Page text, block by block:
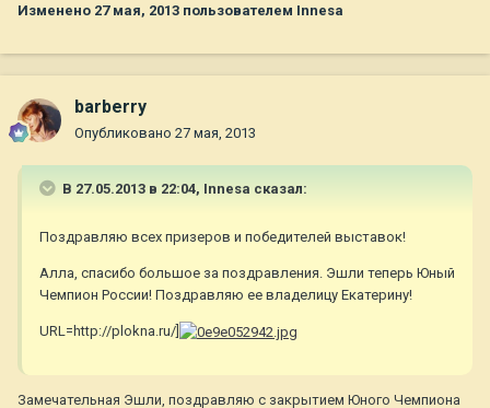
Изменено 27 мая, 2013 пользователем Innesa
barberry
Опубликовано 27 мая, 2013
В 27.05.2013 в 22:04, Innesa сказал:
Поздравляю всех призеров и победителей выставок!
Алла, спасибо большое за поздравления. Эшли теперь Юный
Чемпион России! Поздравляю ее владелицу Екатерину!
URL=http://plokna.ru/]
Замечательная Эшли, поздравляю с закрытием Юного Чемпиона